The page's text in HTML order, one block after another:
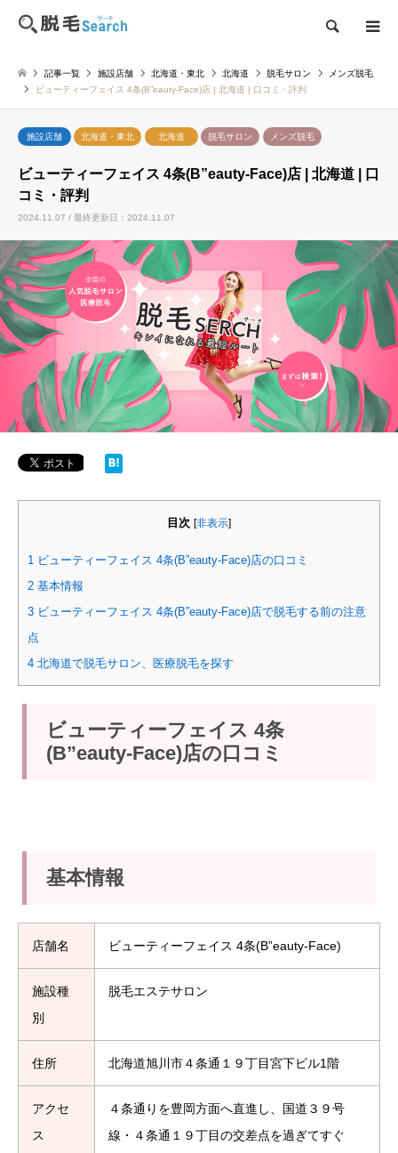
検索
記事一覧 施設店舗 北海道・東北 北海道 脱毛サロン
メンズ脱毛
ビューティーフェイス 4条(B”eauty-Face)店 | 北海道 | 口コミ・評判
施設店舗 北海道・東北 北海道 脱毛サロン メンズ脱毛
ビューティーフェイス 4条(B”eauty-Face)店 | 北海道 | 口
コミ・評判
2024.11.07 / 最終更新日：2024.11.07
目次 [非表示]
1 ビューティーフェイス 4条(B”eauty-Face)店の口コミ
2 基本情報
3 ビューティーフェイス 4条(B”eauty-Face)店で脱毛する前の注意
点
4 北海道で脱毛サロン、医療脱毛を探す
ビューティーフェイス 4条
(B”eauty-Face)店の口コミ
基本情報
店舗名 ビューティーフェイス 4条(B”eauty-Face)
施設種
別
脱毛エステサロン
住所 北海道旭川市４条通１９丁目宮下ビル1階
アクセ
ス
４条通りを豊岡方面へ直進し、国道３９号
線・４条通１９丁目の交差点を過ぎてすぐ